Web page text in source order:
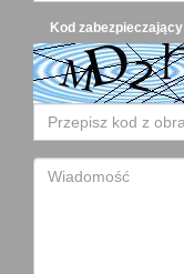
Kod zabezpieczający